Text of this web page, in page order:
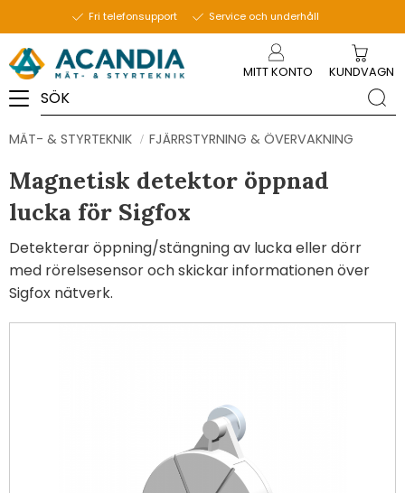
Fri telefonsupport Service och underhåll
MITT KONTO KUNDVAGN
MÄT- & STYRTEKNIK FJÄRRSTYRNING & ÖVERVAKNING
Magnetisk detektor öppnad
lucka för Sigfox
Detekterar öppning/stängning av lucka eller dörr
med rörelsesensor och skickar informationen över
Sigfox nätverk.